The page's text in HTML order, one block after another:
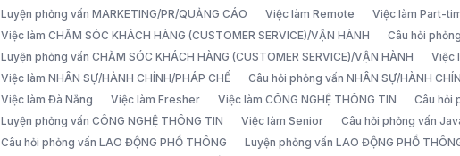
Luyện phỏng vấn MARKETING/PR/QUẢNG CÁO
Việc làm Remote
Việc làm Part-
Việc làm CHĂM SÓC KHÁCH HÀNG (CUSTOMER SERVICE)/VẬN HÀNH
Câu hỏi
Luyện phỏng vấn CHĂM SÓC KHÁCH HÀNG (CUSTOMER SERVICE)/VẬN HÀNH
Việc
Việc làm NHÂN SỰ/HÀNH CHÍNH/PHÁP CHẾ
Câu hỏi phỏng vấn NHÂN SỰ/HÀNH
Việc làm Đà Nẵng
Việc làm Fresher Việc làm CÔNG NGHỆ THÔNG TIN
Câu hỏi
Luyện phỏng vấn CÔNG NGHỆ THÔNG TIN
Việc làm Senior Câu hỏi phỏng vấn
Câu hỏi phỏng vấn LAO ĐỘNG PHỔ THÔNG
Luyện phỏng vấn LAO ĐỘNG PHỔ